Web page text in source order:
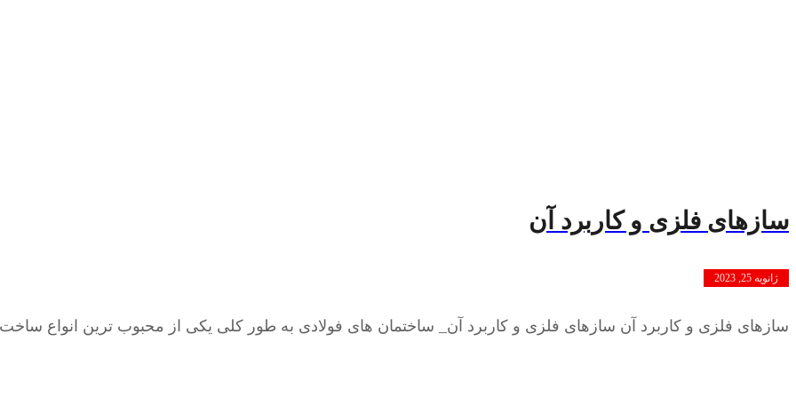
سازهای فلزی و کاربرد آن
ژانویه 25, 2023
سازهای فلزی و کاربرد آن سازهای فلزی و کاربرد آن_ ساختمان های فولادی به طور کلی یکی از محبوب ترین انواع